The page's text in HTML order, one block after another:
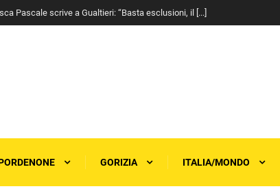
Pascale scrive a Gualtieri: “Basta esclusioni, il [...]
GORIZIA ITALIA/MONDO